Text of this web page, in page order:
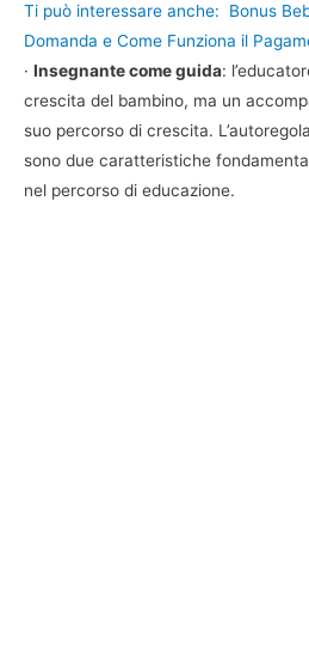
Ti può interessare anche:
Bonus
Domanda e Come Funziona il
· Insegnante come guida:
crescita del bambino, ma un
suo percorso di crescita.
sono due caratteristiche
nel percorso di educazione.